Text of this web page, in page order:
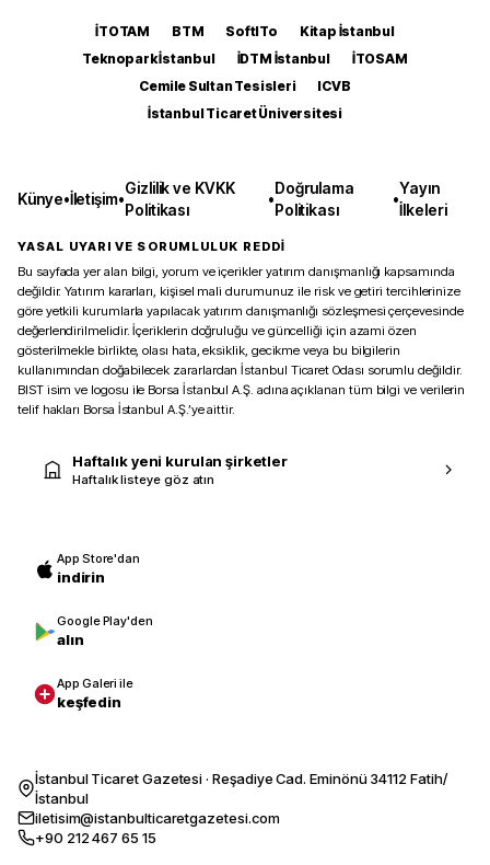
İTOTAM BTM SoftITo
Kitap İstanbul
Teknopark İstanbul
İDTM İstanbul
İTOSAM
Cemile Sultan Tesisleri
ICVB
İstanbul Ticaret Üniversitesi
Künye•İletişim•
Gizlilik ve KVKK
Politikası
•
Doğrulama
Politikası
•
Yayın
İlkeleri
YASAL UYARI VE SORUMLULUK REDDİ
Bu sayfada yer alan bilgi, yorum ve içerikler yatırım danışmanlığı kapsamında
değildir. Yatırım kararları, kişisel mali durumunuz ile risk ve getiri tercihlerinize
göre yetkili kurumlarla yapılacak yatırım danışmanlığı sözleşmesi çerçevesinde
değerlendirilmelidir. İçeriklerin doğruluğu ve güncelliği için azami özen
gösterilmekle birlikte, olası hata, eksiklik, gecikme veya bu bilgilerin
kullanımından doğabilecek zararlardan İstanbul Ticaret Odası sorumlu değildir.
BIST isim ve logosu ile Borsa İstanbul A.Ş. adına açıklanan tüm bilgi ve verilerin
telif hakları Borsa İstanbul A.Ş.’ye aittir.
Haftalık yeni kurulan şirketler
Haftalık listeye göz atın
App Store'dan
indirin
Google Play'den
alın
App Galeri ile
keşfedin
İstanbul Ticaret Gazetesi · Reşadiye Cad. Eminönü 34112 Fatih/
İstanbul
iletisim@istanbulticaretgazetesi.com
+90 212 467 65 15